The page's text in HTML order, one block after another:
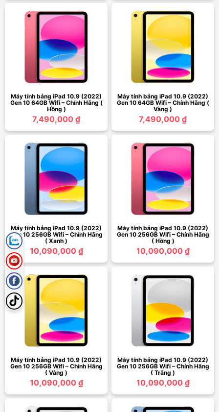
Máy tính bảng iPad 10.9 (2022)
Gen 10 64GB Wifi – Chính Hãng (
Hồng )
7,490,000 ₫
Máy tính bảng iPad 10.9 (2022)
Gen 10 64GB Wifi – Chính Hãng (
Vàng )
7,490,000 ₫
Máy tính bảng iPad 10.9 (2022)
Gen 10 256GB Wifi – Chính Hãng
( Xanh )
10,090,000 ₫
Máy tính bảng iPad 10.9 (2022)
Gen 10 256GB Wifi – Chính Hãng
( Hồng )
10,090,000 ₫
Máy tính bảng iPad 10.9 (2022)
Gen 10 256GB Wifi – Chính Hãng
( Vàng )
10,090,000 ₫
Máy tính bảng iPad 10.9 (2022)
Gen 10 256GB Wifi – Chính Hãng
( Trắng )
10,090,000 ₫